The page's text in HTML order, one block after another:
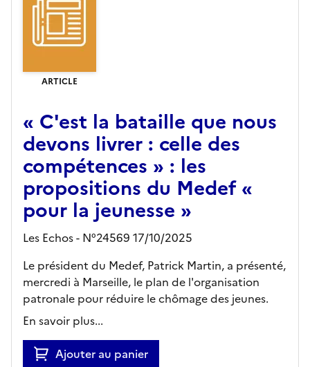
ARTICLE
« C'est la bataille que nous
devons livrer : celle des
compétences » : les
propositions du Medef «
pour la jeunesse »
Les Echos - N°24569 17/10/2025
Le président du Medef, Patrick Martin, a présenté,
mercredi à Marseille, le plan de l'organisation
patronale pour réduire le chômage des jeunes.
En savoir plus...
Ajouter au panier